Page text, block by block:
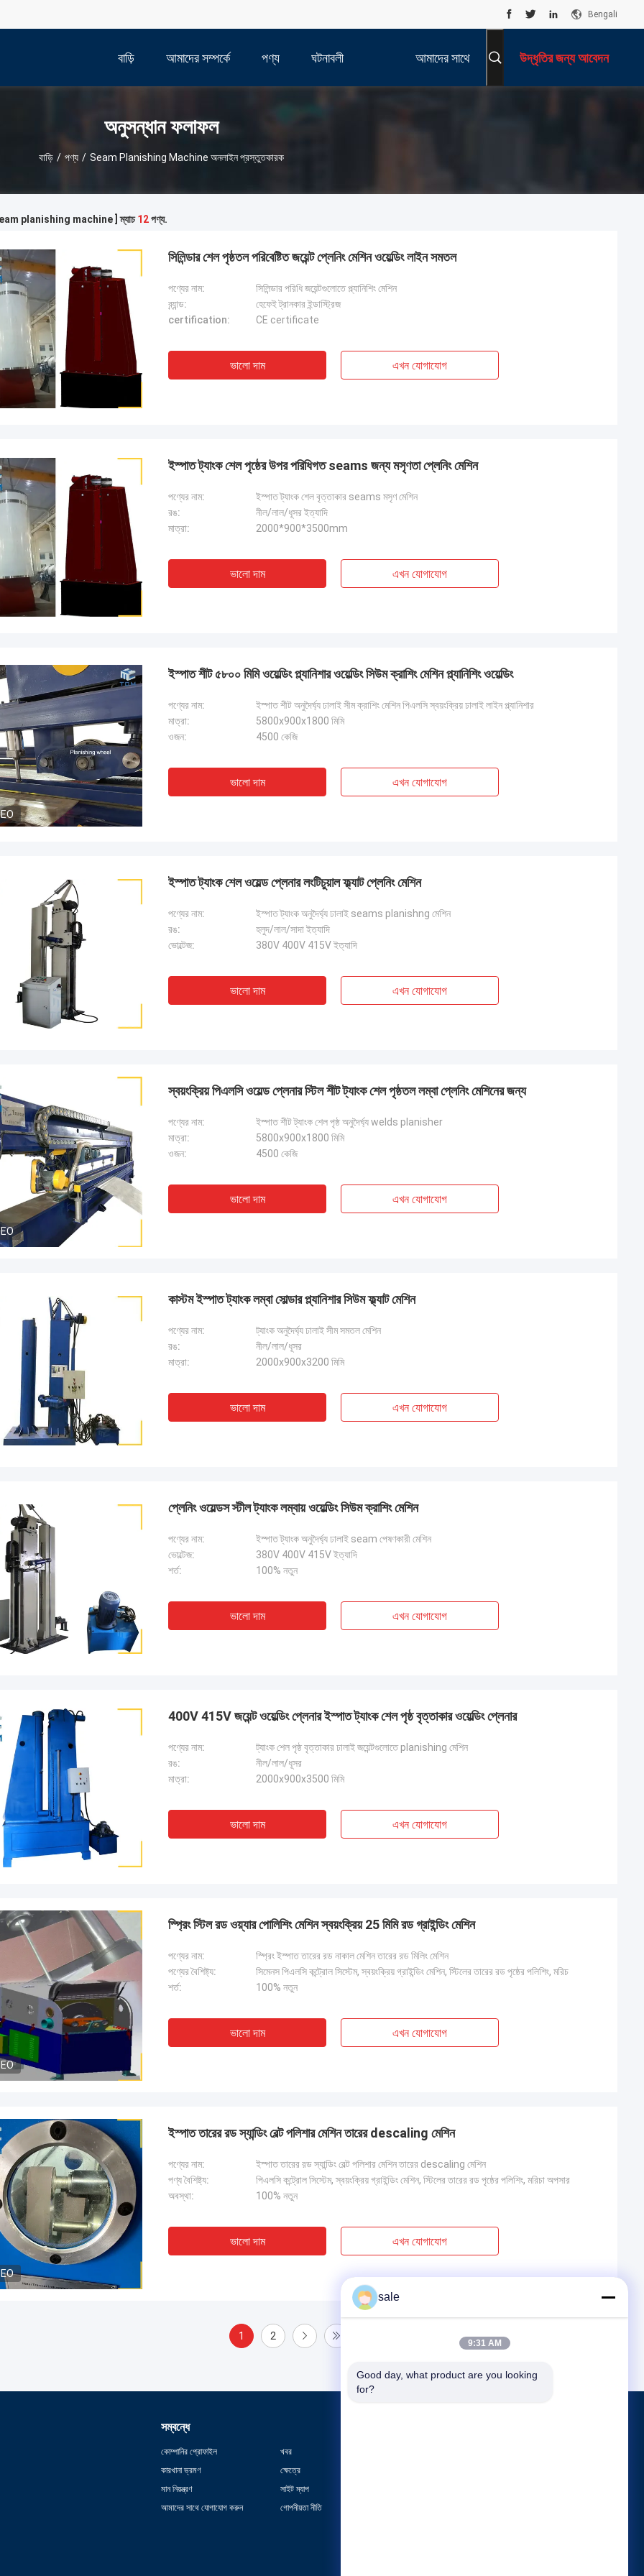
Bengali
বাড়ি আমাদের সম্পর্কে পণ্য ঘটনাবলী আমাদের সাথে উদ্ধৃতির জন্য আবেদন
অনুসন্ধান ফলাফল
বাড়ি / পণ্য / Seam Planishing Machine অনলাইন প্রস্তুতকারক
seam planishing machine ] ম্যাচ12পণ্য.
সিলিন্ডার শেল পৃষ্ঠতল পরিবেষ্টিত জয়েন্ট প্লেনিং মেশিন ওয়েল্ডিং লাইন সমতল
পণ্যের নাম:
সিলিন্ডার পরিধি জয়েন্টগুলোতে প্ল্যানিশিং মেশিন
ব্র্যান্ড:
হেফেই ট্রানকার ইন্ডাস্ট্রিজ
certification:
CE certificate
ভালো দাম এখন যোগাযোগ
ইস্পাত ট্যাংক শেল পৃষ্ঠের উপর পরিধিগত seams জন্য মসৃণতা প্লেনিং মেশিন
পণ্যের নাম:
ইস্পাত ট্যাংক শেল বৃত্তাকার seams মসৃণ মেশিন
রঙ:
নীল/লাল/ধূসর ইত্যাদি
মাত্রা:
2000*900*3500mm
ভালো দাম এখন যোগাযোগ
ইস্পাত শীট ৫৮০০ মিমি ওয়েল্ডিং প্ল্যানিশার ওয়েল্ডিং সিউম ক্রাশিং মেশিন প্ল্যানিশিং ওয়েল্ডিং
পণ্যের নাম:
ইস্পাত শীট অনুদৈর্ঘ্য ঢালাই সীম ক্রাশিং মেশিন পিএলসি স্বয়ংক্রিয় ঢালাই লাইন প্ল্যানিশার
মাত্রা:
5800x900x1800 মিমি
ওজন:
4500 কেজি
ভালো দাম এখন যোগাযোগ
ইস্পাত ট্যাংক শেল ওয়েল্ড প্লেনার লংটিচুয়াল ফ্ল্যাট প্লেনিং মেশিন
পণ্যের নাম:
ইস্পাত ট্যাংক অনুদৈর্ঘ্য ঢালাই seams planishng মেশিন
রঙ:
হলুদ/লাল/সাদা ইত্যাদি
ভোল্টেজ:
380V 400V 415V ইত্যাদি
ভালো দাম এখন যোগাযোগ
স্বয়ংক্রিয় পিএলসি ওয়েল্ড প্লেনার স্টিল শীট ট্যাংক শেল পৃষ্ঠতল লম্বা প্লেনিং মেশিনের জন্য
পণ্যের নাম:
ইস্পাত শীট ট্যাংক শেল পৃষ্ঠ অনুদৈর্ঘ্য welds planisher
মাত্রা:
5800x900x1800 মিমি
ওজন:
4500 কেজি
ভালো দাম এখন যোগাযোগ
কাস্টম ইস্পাত ট্যাংক লম্বা সোল্ডার প্ল্যানিশার সিউম ফ্ল্যাট মেশিন
পণ্যের নাম:
ট্যাংক অনুদৈর্ঘ্য ঢালাই সীম সমতল মেশিন
রঙ:
নীল/লাল/ধূসর
মাত্রা:
2000x900x3200 মিমি
ভালো দাম এখন যোগাযোগ
প্লেনিং ওয়েল্ডস স্টীল ট্যাংক লম্বায় ওয়েল্ডিং সিউম ক্রাশিং মেশিন
পণ্যের নাম:
ইস্পাত ট্যাংক অনুদৈর্ঘ্য ঢালাই seam পেষণকারী মেশিন
ভোল্টেজ:
380V 400V 415V ইত্যাদি
শর্ত:
100% নতুন
ভালো দাম এখন যোগাযোগ
400V 415V জয়েন্ট ওয়েল্ডিং প্লেনার ইস্পাত ট্যাংক শেল পৃষ্ঠ বৃত্তাকার ওয়েল্ডিং প্লেনার
পণ্যের নাম:
ট্যাংক শেল পৃষ্ঠ বৃত্তাকার ঢালাই জয়েন্টগুলোতে planishing মেশিন
রঙ:
নীল/লাল/ধূসর
মাত্রা:
2000x900x3500 মিমি
ভালো দাম এখন যোগাযোগ
স্প্রিং স্টিল রড ওয়্যার পোলিশিং মেশিন স্বয়ংক্রিয় 25 মিমি রড গ্রাইন্ডিং মেশিন
পণ্যের নাম:
স্প্রিং ইস্পাত তারের রড নাকাল মেশিন তারের রড মিলিং মেশিন
পণ্যের বৈশিষ্ট্য:
সিমেনস পিএলসি কন্ট্রোল সিস্টেম, স্বয়ংক্রিয় গ্রাইন্ডিং মেশিন, স্টিলের তারের রড পৃষ্ঠের পলিশিং, মরিচ
শর্ত:
100% নতুন
ভালো দাম এখন যোগাযোগ
ইস্পাত তারের রড স্যান্ডিং বেল্ট পলিশার মেশিন তারের descaling মেশিন
পণ্যের নাম:
ইস্পাত তারের রড স্যান্ডিং বেল্ট পলিশার মেশিন তারের descaling মেশিন
পণ্য বৈশিষ্ট্য:
পিএলসি কন্ট্রোল সিস্টেম, স্বয়ংক্রিয় গ্রাইন্ডিং মেশিন, স্টিলের তারের রড পৃষ্ঠের পলিশিং, মরিচা অপসার
অবস্থা:
100% নতুন
ভালো দাম এখন যোগাযোগ
1 2
সম্বন্ধে
কোম্পানির প্রোফাইল
কারখানা ভ্রমণ
মান নিয়ন্ত্রণ
আমাদের সাথে যোগাযোগ করুন
খবর
ক্ষেত্রে
সাইট ম্যাপ
গোপনীয়তা নীতি
sale
9:31 AM
Good day, what product are you looking
for?